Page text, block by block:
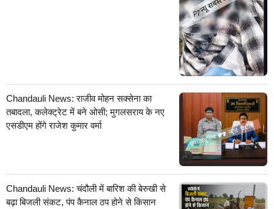
Chandauli News: राजीव मोहन सक्सेना का
तबादला, कलेक्ट्रेट में बने ओसी; मुगलसराय के नए
एसडीएम होंगे राजेश कुमार वर्मा
Chandauli News: चंदौली में बारिश की बेरुखी से
बढ़ा बिजली संकट, पंप कैनाल ठप होने से किसान